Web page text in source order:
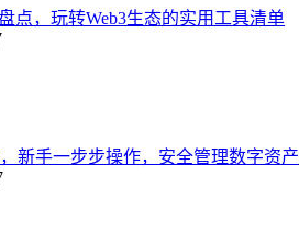
点，玩转Web3生态的实用工具清单
新手一步步操作，安全管理数字资产